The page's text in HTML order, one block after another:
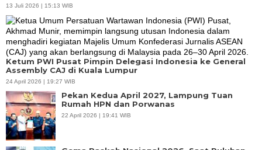
13 Juli 2026 | 15:13 WIB
Ketum PWI Pusat Pimpin Delegasi Indonesia ke General
Assembly CAJ di Kuala Lumpur
24 April 2026 | 19:27 WIB
Pekan Kedua April 2027, Lampung Tuan
Rumah HPN dan Porwanas
22 April 2026 | 19:41 WIB